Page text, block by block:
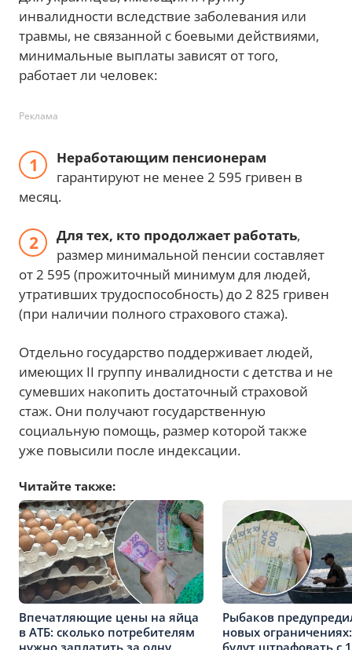
инвалидности вследствие заболевания или
травмы, не связанной с боевыми действиями,
минимальные выплаты зависят от того,
работает ли человек:
Реклама
Неработающим пенсионерам
гарантируют не менее 2 595 гривен в
месяц.
Для тех, кто продолжает работать,
размер минимальной пенсии составляет
от 2 595 (прожиточный минимум для людей,
утративших трудоспособность) до 2 825 гривен
(при наличии полного страхового стажа).
Отдельно государство поддерживает людей,
имеющих II группу инвалидности с детства и не
сумевших накопить достаточный страховой
стаж. Они получают государственную
социальную помощь, размер которой также
уже повысили после индексации.
Читайте также:
Впечатляющие цены на яйца
в АТБ: сколько потребителям
нужно заплатить за одну
Рыбаков
новых
будут штрафовать с